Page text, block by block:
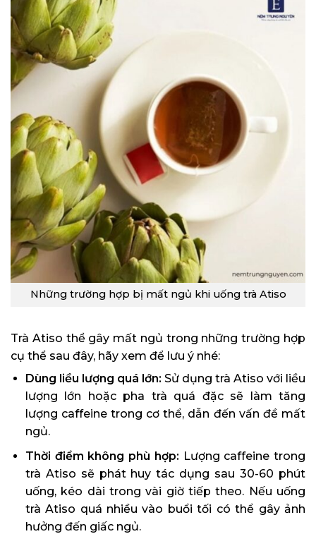
Những trường hợp bị mất ngủ khi uống trà Atiso
Trà Atiso thể gây mất ngủ trong những trường hợp
cụ thể sau đây, hãy xem để lưu ý nhé:
Dùng liều lượng quá lớn: Sử dụng trà Atiso với liều
lượng lớn hoặc pha trà quá đặc sẽ làm tăng
lượng caffeine trong cơ thể, dẫn đến vấn đề mất
ngủ.
Thời điểm không phù hợp: Lượng caffeine trong
trà Atiso sẽ phát huy tác dụng sau 30-60 phút
uống, kéo dài trong vài giờ tiếp theo. Nếu uống
trà Atiso quá nhiều vào buổi tối có thể gây ảnh
hưởng đến giấc ngủ.